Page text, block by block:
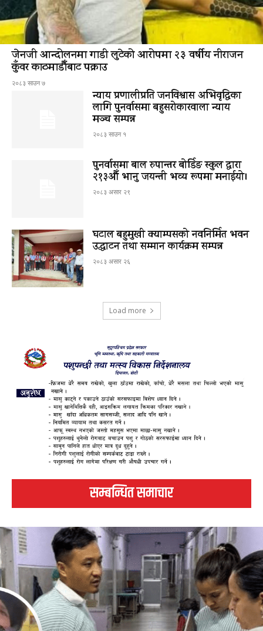
जेनजी आन्दोलनमा गाडी लुटेको आरोपमा २३ वर्षीय नीराजन
कुँवर काठमाडौँबाट पक्राउ
२०८३ साउन ७
न्याय प्रणालीप्रति जनविश्वास अभिवृद्धिका
लागि पुनर्वासमा बहुसरोकारवाला न्याय
मञ्च सम्पन्न
२०८३ साउन १
पुनर्वासमा बाल रुपान्तर बोर्डिङ स्कुल द्धारा
२१३औँ भानु जयन्ती भव्य रूपमा मनाईयो।
२०८३ असार २९
घटाल बहुमुखी क्याम्पसको नवनिर्मित भवन
उद्घाटन तथा सम्मान कार्यक्रम सम्पन्न
२०८३ असार २६
Load more
सम्बन्धित समाचार